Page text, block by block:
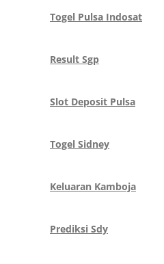
Togel Pulsa Indosat
Result Sgp
Slot Deposit Pulsa
Togel Sidney
Keluaran Kamboja
Prediksi Sdy